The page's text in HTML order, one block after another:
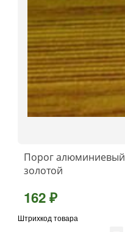
Порог алюминиевый А-30 30х5x900 мм, Дуб
золотой
162 ₽
Штрихкод товара